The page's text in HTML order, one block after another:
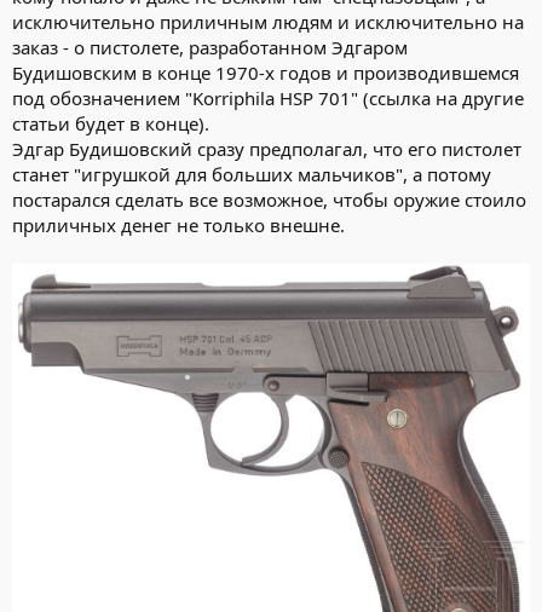
исключительно приличным людям и исключительно на
заказ - о пистолете, разработанном Эдгаром
Будишовским в конце 1970-х годов и производившемся
под обозначением "Korriphila HSP 701" (ссылка на другие
статьи будет в конце).
Эдгар Будишовский сразу предполагал, что его пистолет
станет "игрушкой для больших мальчиков", а потому
постарался сделать все возможное, чтобы оружие стоило
приличных денег не только внешне.